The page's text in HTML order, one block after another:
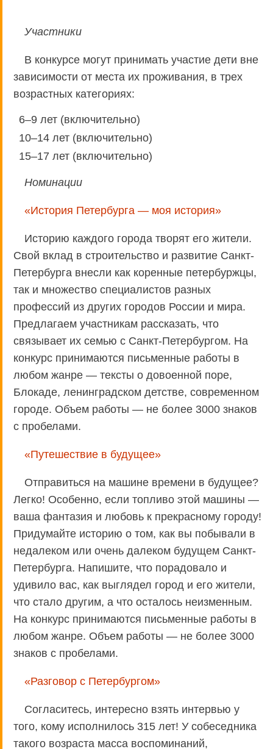
Участники
В конкурсе могут принимать участие дети вне
зависимости от места их проживания, в трех
возрастных категориях:
6–9 лет (включительно)
10–14 лет (включительно)
15–17 лет (включительно)
Номинации
«История Петербурга — моя история»
Историю каждого города творят его жители.
Свой вклад в строительство и развитие Санкт-
Петербурга внесли как коренные петербуржцы,
так и множество специалистов разных
профессий из других городов России и мира.
Предлагаем участникам рассказать, что
связывает их семью с Санкт-Петербургом. На
конкурс принимаются письменные работы в
любом жанре — тексты о довоенной поре,
Блокаде, ленинградском детстве, современном
городе. Объем работы — не более 3000 знаков
с пробелами.
«Путешествие в будущее»
Отправиться на машине времени в будущее?
Легко! Особенно, если топливо этой машины —
ваша фантазия и любовь к прекрасному городу!
Придумайте историю о том, как вы побывали в
недалеком или очень далеком будущем Санкт-
Петербурга. Напишите, что порадовало и
удивило вас, как выглядел город и его жители,
что стало другим, а что осталось неизменным.
На конкурс принимаются письменные работы в
любом жанре. Объем работы — не более 3000
знаков с пробелами.
«Разговор с Петербургом»
Согласитесь, интересно взять интервью у
того, кому исполнилось 315 лет! У собеседника
такого возраста масса воспоминаний,